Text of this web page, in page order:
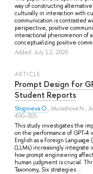
way of constructing
culturally in interaction with
communication is contrasted
perspective, positive
interactional phenomenon of
conceptualizing positive
Added: July 12, 2026
ARTICLE
Prompt Design for
Student Reports
Stognieva O., Murashova N.,
490–505
This study investigates the
on the performance of GPT-4
English as a Foreign
(LLMs) increasingly integrate
how prompt engineering
human judgment is crucial.
Taxonomy, Six strategies ...